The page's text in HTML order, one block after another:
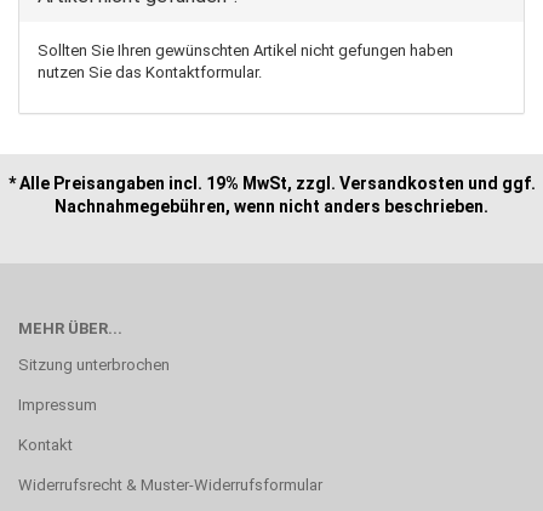
Sollten Sie Ihren gewünschten Artikel nicht gefungen haben
nutzen Sie das Kontaktformular.
* Alle Preisangaben incl. 19% MwSt, zzgl. Versandkosten und ggf.
Nachnahmegebühren, wenn nicht anders beschrieben.
MEHR ÜBER...
Sitzung unterbrochen
Impressum
Kontakt
Widerrufsrecht & Muster-Widerrufsformular